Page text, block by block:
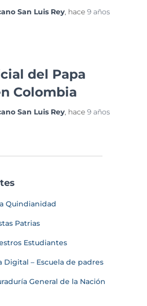
San Luis Rey, hace 9 años
del Papa
Colombia
San Luis Rey, hace 9 años
Quindianidad
Patrias
Estudiantes
Digital – Escuela de padres
General de la Nación